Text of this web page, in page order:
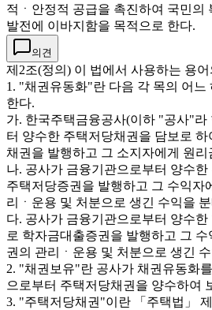
적ㆍ안정적 공급을 촉진하여 국민의
발전에 이바지함을 목적으로 한다.
의견
제2조(정의) 이 법에서 사용하는 용
1. "채권유동화"란 다음 각 목의 어느
한다.
가. 한국주택금융공사(이하 "공사"라
터 양수한 주택저당채권을 담보로
채권을 발행하고 그 소지자에게 원리
나. 공사가 금융기관으로부터 양수
주택저당증권을 발행하고 그 수익자
리ㆍ운용 및 처분으로 생긴 수익을
다. 공사가 금융기관으로부터 양수
로 학자금대출증권을 발행하고 그
권의 관리ㆍ운용 및 처분으로 생긴
2. "채권보유"란 공사가 채권유동화
으로부터 주택저당채권을 양수하여
3. "주택저당채권"이란 「주택법」